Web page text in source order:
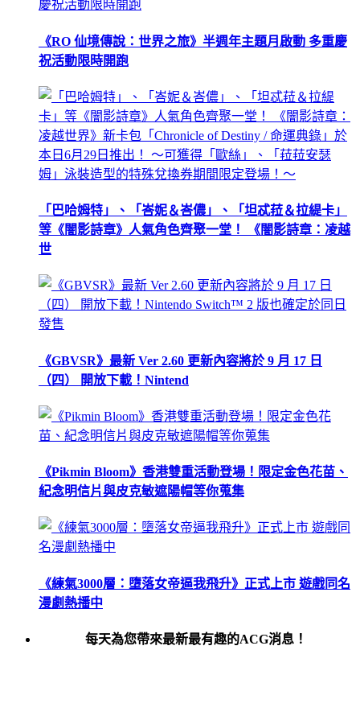
《RO 仙境傳說：世界之旅》半週年主題月啟動 多重慶
祝活動限時開跑
「巴哈姆特」、「峇妮＆峇儂」、「坦忒菈＆拉緹卡」
等《闇影詩章》人氣角色齊聚一堂！ 《闇影詩章：凌越
世
《GBVSR》最新 Ver 2.60 更新內容將於 9 月 17 日
（四） 開放下載！Nintend
《Pikmin Bloom》香港雙重活動登場！限定金色花苗、
紀念明信片與皮克敏遮陽帽等你蒐集
《練氣3000層：墮落女帝逼我飛升》正式上市 遊戲同名
漫劇熱播中
每天為您帶來最新最有趣的ACG消息！